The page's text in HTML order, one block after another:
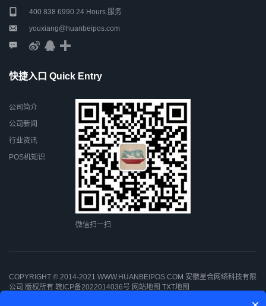
400 838 6990 24 Hours 服务
youxiang@huanbeipos.com
快捷入口 Quick Entry
公司简介
公司新闻
行业资讯
POS机知识
微信扫一扫
COPYRIGHT © 2014-2021 WWW.HUANBEIPOS.COM 安徽星合网络科技有限
公司 版权所有 皖ICP备2022014036号 网站地图 TXT地图